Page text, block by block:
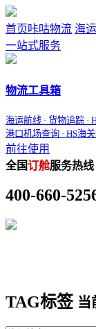
首页咔咕物流 海运
一站式服务
物流工具箱
海运航线 · 货物追踪 ·
港口机场查询 · HS海
前往使用
全国订舱服务热线
400-660-
TAG标签 当